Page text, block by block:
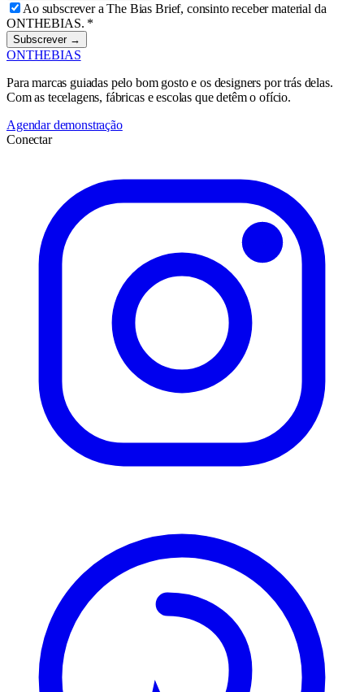
Ao subscrever a The Bias Brief, consinto receber material da
ONTHEBIAS. *
Subscrever →
ONTHEBIAS
Para marcas guiadas pelo bom gosto e os designers por trás delas.
Com as tecelagens, fábricas e escolas que detêm o ofício.
Agendar demonstração
Conectar